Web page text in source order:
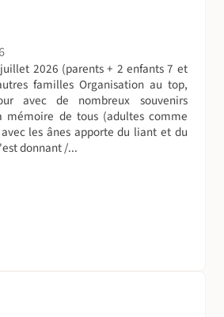
2026 (parents + 2 enfants 7 et
familles Organisation au top,
avec de nombreux souvenirs
mémoire de tous (adultes comme
les ânes apporte du liant et du
donnant /...